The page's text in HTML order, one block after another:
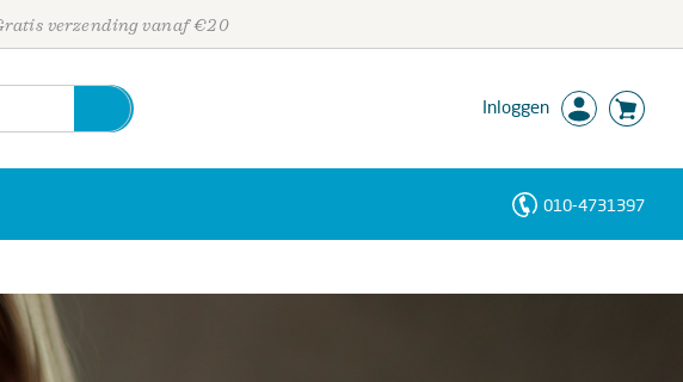
verzending vanaf €20
Inloggen
010-4731397
Personen